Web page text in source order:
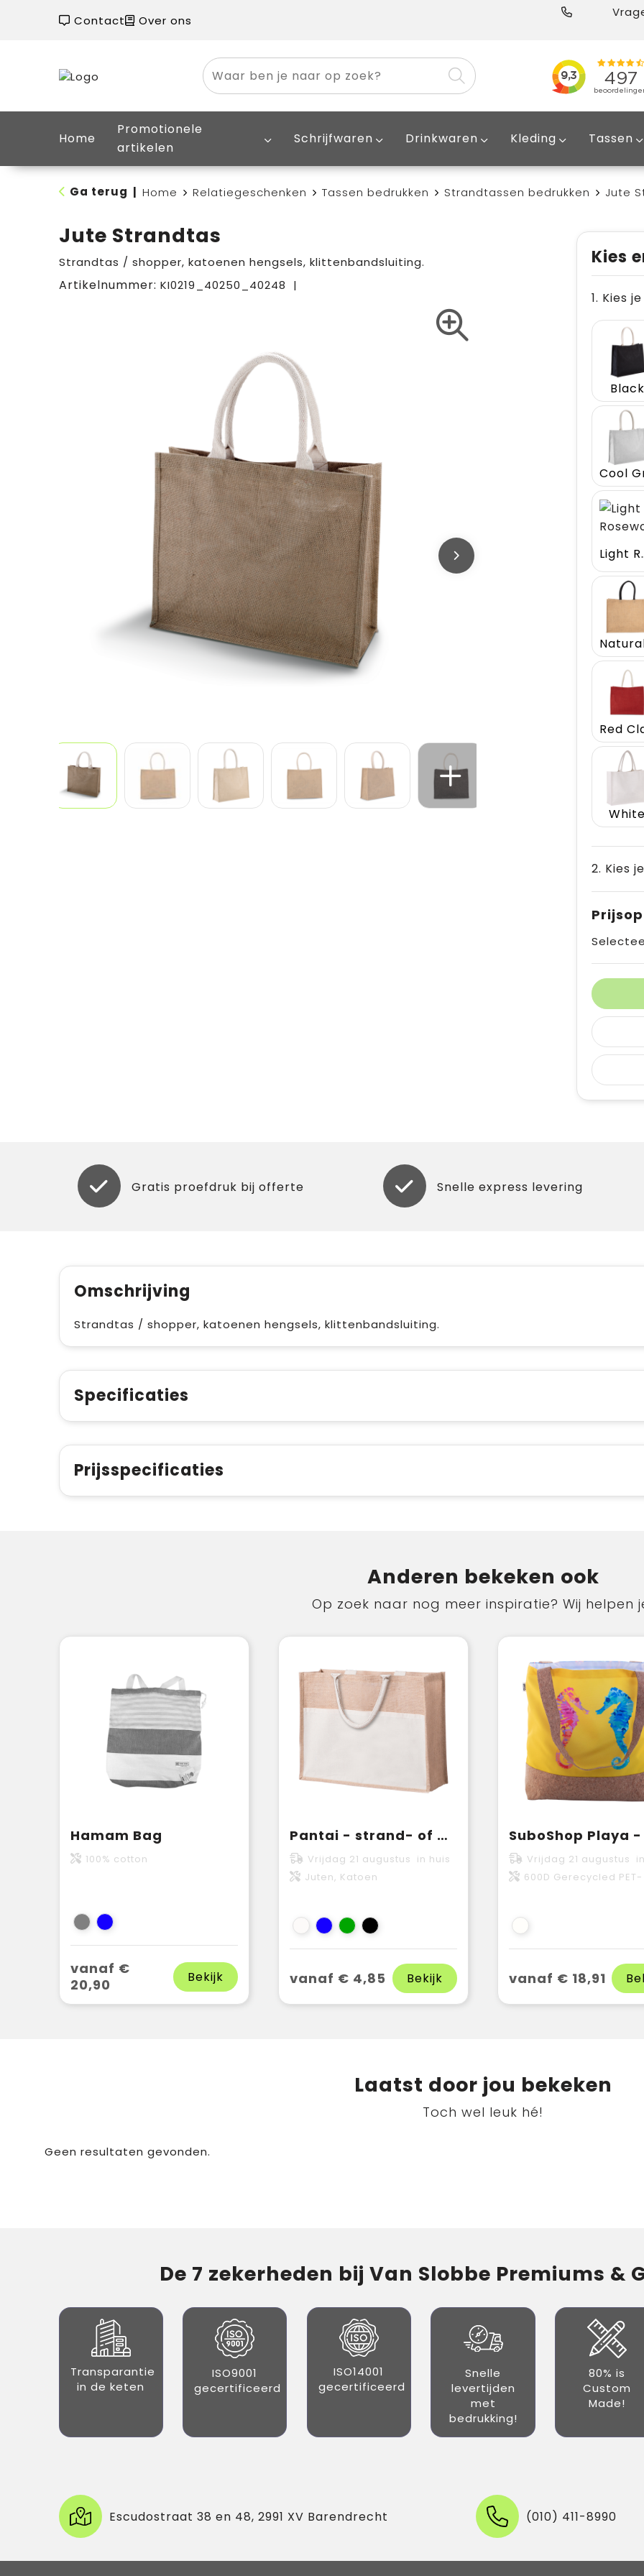
Contact Over ons
Home
Promotionele
artikelen
Schrijfwaren Drinkwaren Kleding Tassen
Ga terug Home Relatiegeschenken Tassen bedrukken Strandtassen bedrukken Jute
Jute Strandtas
Strandtas / shopper, katoenen hengsels, klittenbandsluiting.
Artikelnummer: KI0219_40250_40248
Kies
1. Kies
Black
Red
2. Kies
Gratis proefdruk bij offerte Snelle express levering
Omschrijving
Strandtas / shopper, katoenen hengsels, klittenbandsluiting.
Specificaties
Prijsspecificaties
Anderen bekeken ook
Op zoek naar nog meer inspiratie? Wij helpen
Hamam Bag
100% cotton
vanaf €
20,90
Bekijk
Pantai - strand- of boodschappentas
Vrijdag 21 augustus in huis
Juten, Katoen
vanaf € 4,85 Bekijk
Vrijdag 21 augustus
600D Gerecycled PET-
vanaf € 18,91
Laatst door jou bekeken
Toch wel leuk hé!
Geen resultaten gevonden.
De 7 zekerheden bij Van Slobbe Premiums &
Transparantie
in de keten
ISO9001
gecertificeerd
ISO14001
gecertificeerd
Snelle
levertijden
met
bedrukking!
80% is
Custom
Made!
Escudostraat 38 en 48, 2991 XV Barendrecht (010) 411-8990